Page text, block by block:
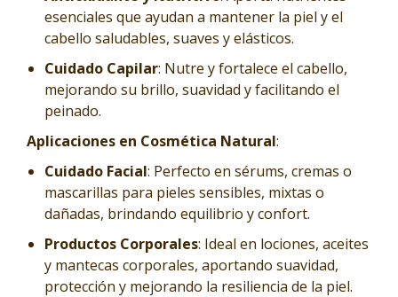
esenciales que ayudan a mantener la piel y el
cabello saludables, suaves y elásticos.
Cuidado Capilar: Nutre y fortalece el cabello,
mejorando su brillo, suavidad y facilitando el
peinado.
Aplicaciones en Cosmética Natural:
Cuidado Facial: Perfecto en sérums, cremas o
mascarillas para pieles sensibles, mixtas o
dañadas, brindando equilibrio y confort.
Productos Corporales: Ideal en lociones, aceites
y mantecas corporales, aportando suavidad,
protección y mejorando la resiliencia de la piel.